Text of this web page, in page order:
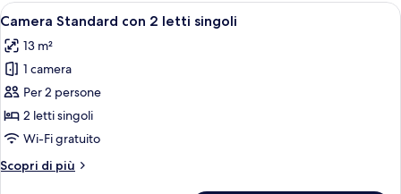
Apri
tutte
le
foto
per
Camera
Standard
2
Una camera d'albergo con due letti,
6
Camera Standard con 2 letti singoli
13 m²
1 camera
Per 2 persone
2 letti singoli
Wi-Fi gratuito
Scopri di più
Altri